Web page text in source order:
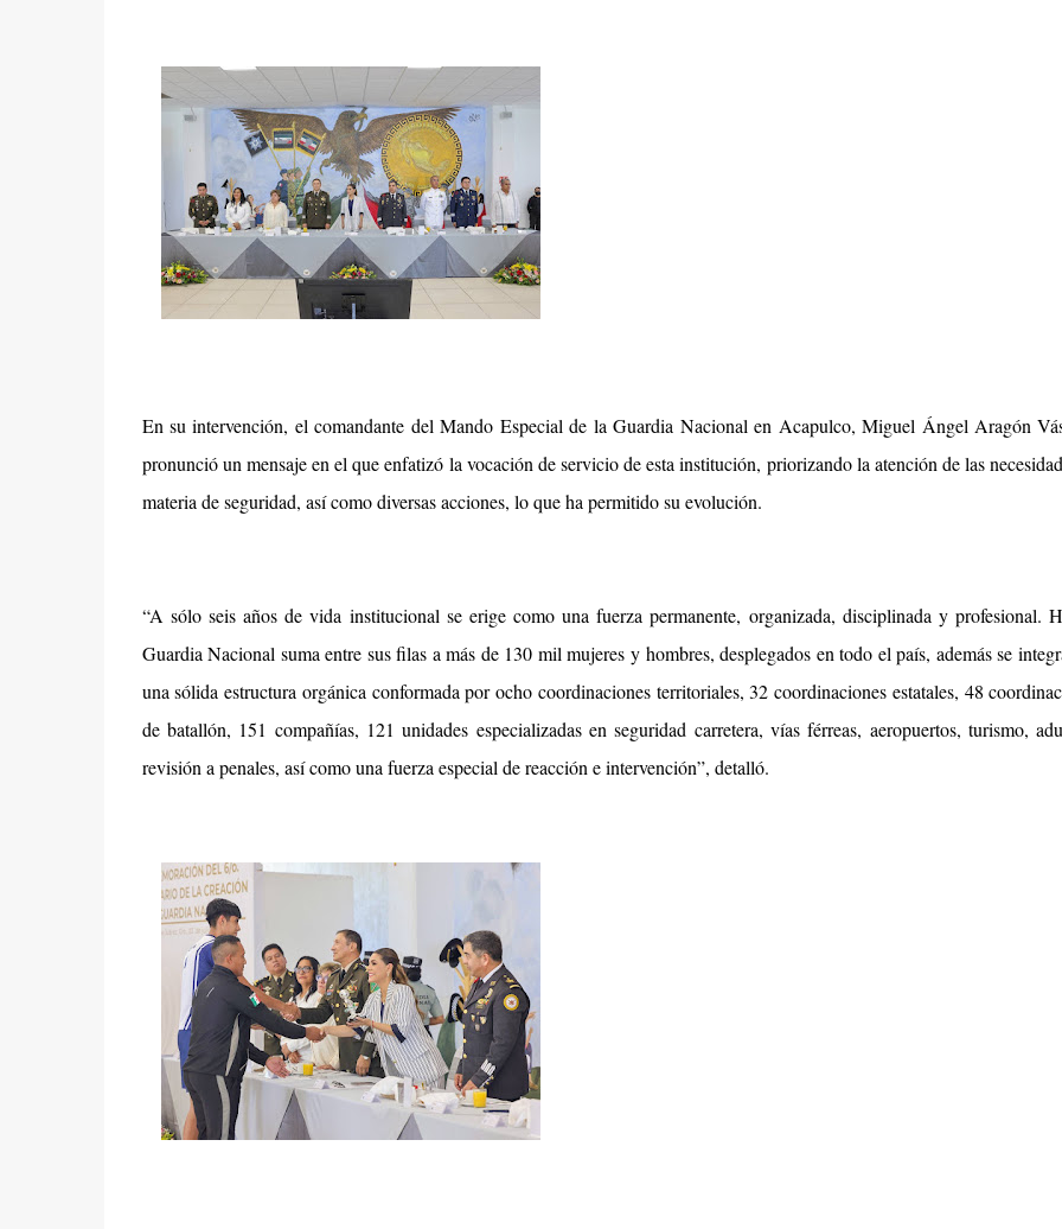
En su intervención, el comandante del Mando Especial de la Guardia Nacional en Acapulco, Miguel Ángel Aragón
pronunció un mensaje en el que enfatizó la vocación de servicio de esta institución, priorizando la atención de las
materia de seguridad, así como diversas acciones, lo que ha permitido su evolución.
“A sólo seis años de vida institucional se erige como una fuerza permanente, organizada, disciplinada y profesional.
Guardia Nacional suma entre sus filas a más de 130 mil mujeres y hombres, desplegados en todo el país, además se
una sólida estructura orgánica conformada por ocho coordinaciones territoriales, 32 coordinaciones estatales, 48
de batallón, 151 compañías, 121 unidades especializadas en seguridad carretera, vías férreas, aeropuertos, turismo,
revisión a penales, así como una fuerza especial de reacción e intervención”, detalló.